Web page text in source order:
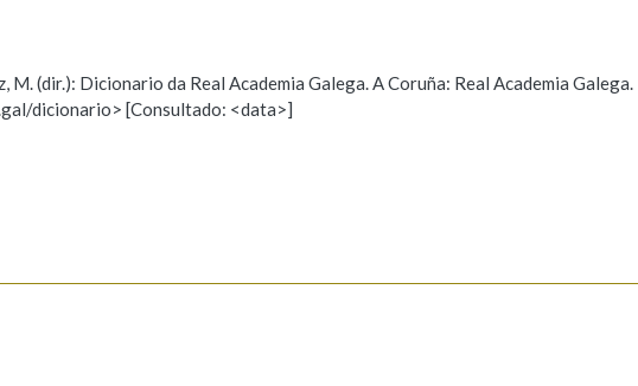
OPCIÓN:
Hai un erro na palabra Propoño mellorar a definición
M. (dir.): Dicionario da Real Academia Galega. A Coruña: Real Academia Galega.
dicionario> [Consultado: <data>]